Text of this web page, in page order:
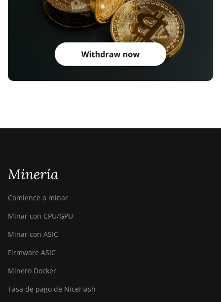
Minería
Comience a minar
Minar con CPU/GPU
Minar con ASIC
Firmware ASIC
Minero Docker
Tasa de pago de NiceHash